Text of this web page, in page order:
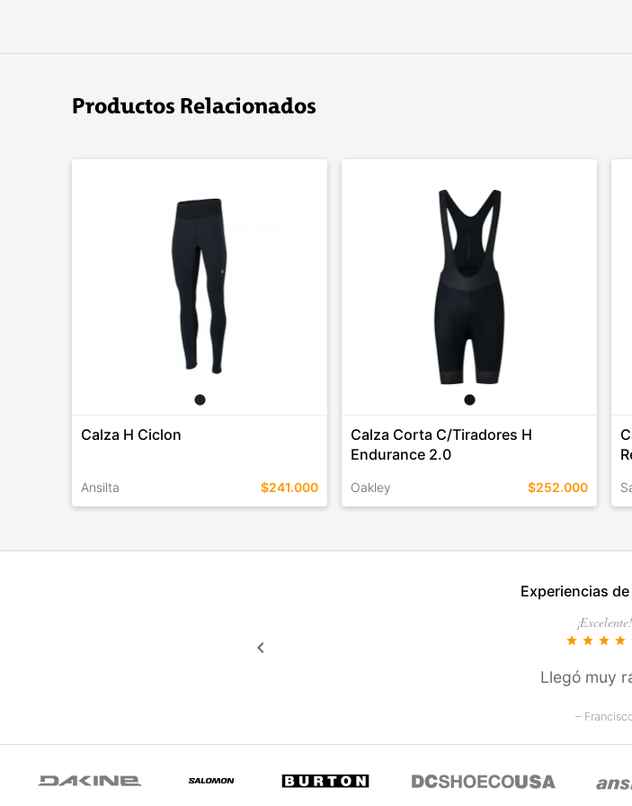
Productos Relacionados
Calza H Ciclon
Ansilta $241.000
Calza Corta C/Tiradores H
Endurance 2.0
Oakley $252.000
Experiencias
¡Excelente!
star star star star
Llegó muy
–
keyboard_arrow_left